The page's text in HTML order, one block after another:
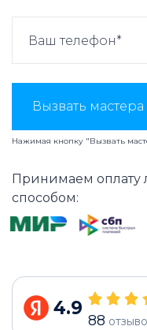
Вызвать мастера
Нажимая кнопку "Вызвать
Принимаем
способом:
4.9
88